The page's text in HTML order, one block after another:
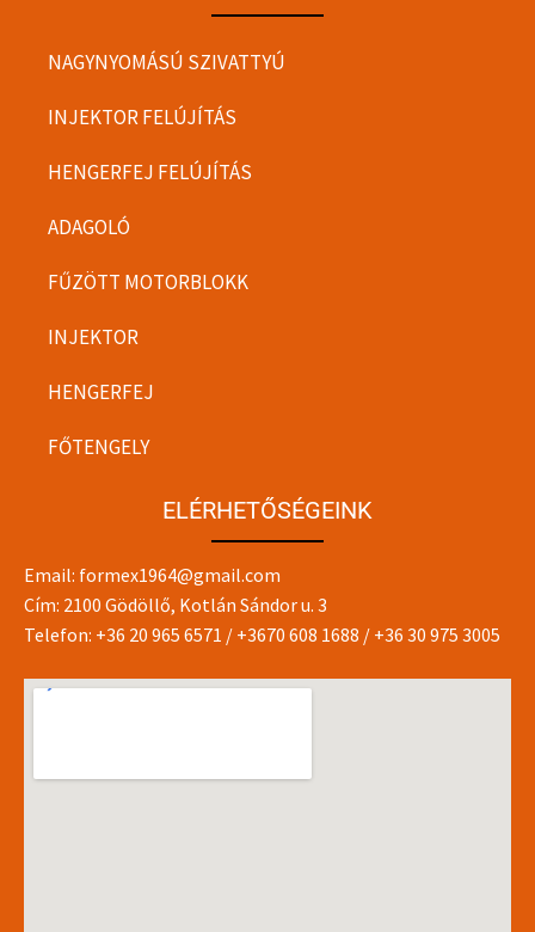
NAGYNYOMÁSÚ SZIVATTYÚ
INJEKTOR FELÚJÍTÁS
HENGERFEJ FELÚJÍTÁS
ADAGOLÓ
FŰZÖTT MOTORBLOKK
INJEKTOR
HENGERFEJ
FŐTENGELY
ELÉRHETŐSÉGEINK
Email: formex1964@gmail.com
Cím: 2100 Gödöllő, Kotlán Sándor u. 3
Telefon: +36 20 965 6571 / +3670 608 1688 / +36 30 975 3005